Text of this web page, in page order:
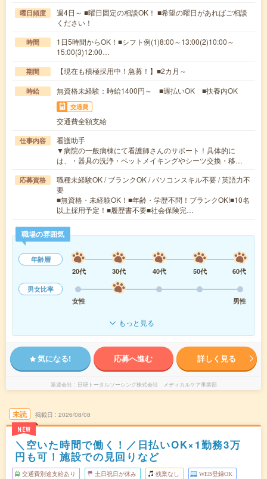
曜日頻度
週4日～ ■曜日固定の相談OK！ ■希望の曜日があればご相談
ください！
時間
1日5時間からOK！■シフト例(1)8:00～13:00(2)10:00～
15:00(3)12:00…
期間 【現在も積極採用中！急募！】■2カ月～
時給 無資格未経験：時給1400円～ ■週払いOK ■扶養内OK
交通費
交通費全額支給
仕事内容
看護助手
▼病院の一般病棟にて看護師さんのサポート！具体的に
は、・器具の洗浄・ベットメイキングやシーツ交換・移…
応募資格
職種未経験OK / ブランクOK / パソコンスキル不要 / 英語力不
要
■無資格・未経験OK！■年齢・学歴不問！ブランクOK!■10名
以上採用予定！■履歴書不要■社会保険完…
職場の雰囲気
年齢層
20代
30代 40代 50代
60代
男女比率
女性
男性
もっと見る
気になる! 応募へ進む 詳しく見る
派遣会社 日研トータルソーシング株式会社 メディカルケア事業部
未読
NEW
掲載日 2026/08/08
＼空いた時間で働く！／日払いOK×1勤務3万
円も可！施設での見回りなど
交通費別途支給あり 土日祝日が休み 残業なし WEB登録OK